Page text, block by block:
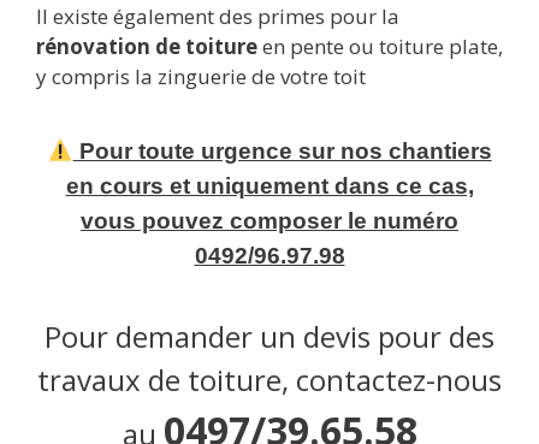
Il existe également des primes pour la
rénovation de toitureen pente ou toiture plate,
y compris la zinguerie de votre toit
Pour toute urgence sur nos chantiers
en cours et uniquement dans ce cas,
vous pouvez composer le numéro
0492/96.97.98
Pour demander un devis pour des
travaux de toiture, contactez-nous
au 0497/39.65.58